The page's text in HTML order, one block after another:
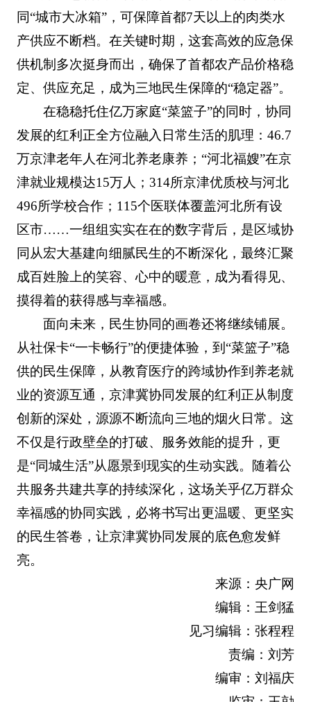
同“城市大冰箱”，可保障首都7天以上的肉类水
产供应不断档。在关键时期，这套高效的应急保
供机制多次挺身而出，确保了首都农产品价格稳
定、供应充足，成为三地民生保障的“稳定器”。
在稳稳托住亿万家庭“菜篮子”的同时，协同
发展的红利正全方位融入日常生活的肌理：46.7
万京津老年人在河北养老康养；“河北福嫂”在京
津就业规模达15万人；314所京津优质校与河北
496所学校合作；115个医联体覆盖河北所有设
区市……一组组实实在在的数字背后，是区域协
同从宏大基建向细腻民生的不断深化，最终汇聚
成百姓脸上的笑容、心中的暖意，成为看得见、
摸得着的获得感与幸福感。
面向未来，民生协同的画卷还将继续铺展。
从社保卡“一卡畅行”的便捷体验，到“菜篮子”稳
供的民生保障，从教育医疗的跨域协作到养老就
业的资源互通，京津冀协同发展的红利正从制度
创新的深处，源源不断流向三地的烟火日常。这
不仅是行政壁垒的打破、服务效能的提升，更
是“同城生活”从愿景到现实的生动实践。随着公
共服务共建共享的持续深化，这场关乎亿万群众
幸福感的协同实践，必将书写出更温暖、更坚实
的民生答卷，让京津冀协同发展的底色愈发鲜
亮。
来源：央广网
编辑：王剑猛
见习编辑：张程程
责编：刘芳
编审：刘福庆